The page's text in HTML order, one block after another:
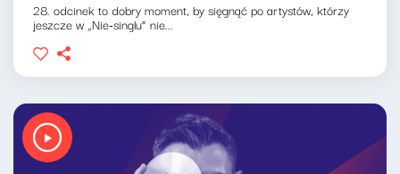
28. odcinek to dobry moment, by sięgnąć po artystów, którzy
jeszcze w „Nie-singlu” nie...